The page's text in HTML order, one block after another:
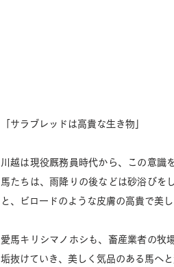
「サラブレッドは高貴な生き物」
川越は現役厩務員時代から、この意識
馬たちは、雨降りの後などは砂浴びを
と、ビロードのような皮膚の高貴で美
愛馬キリシマノホシも、畜産業者の牧
垢抜けていき、美しく気品のある馬へと